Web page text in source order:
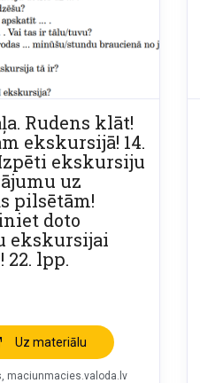
Rudens klāt!
ekskursijā! 14.
Izpēti ekskursiju
uz
pilsētām!
doto
ekskursijai
22. lpp.
Uz materiālu
maciunmacies.valoda.lv